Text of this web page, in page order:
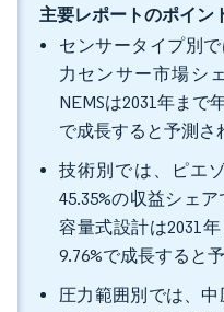
主要レポートのポイン
センサータイプ別
力センサー市場シ
NEMSは2031年まで
で成長すると予測さ
技術別では、ピエ
45.35%の収益シェ
容量式設計は2031
9.76%で成長すると
圧力範囲別では、